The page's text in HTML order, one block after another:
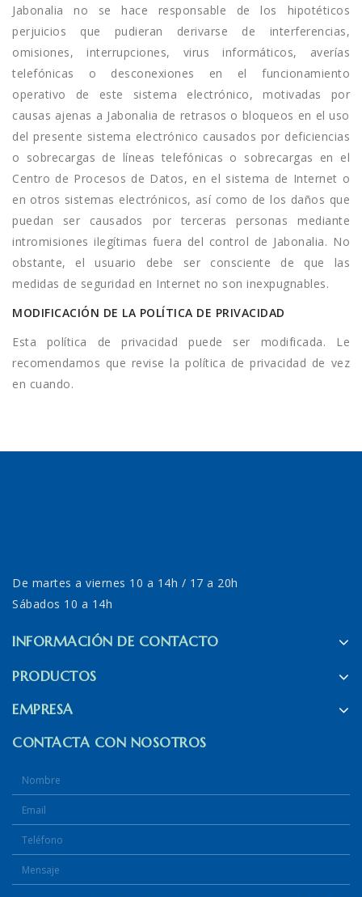
Jabonalia no se hace responsable de los hipotéticos
perjuicios que pudieran derivarse de interferencias,
omisiones, interrupciones, virus informáticos, averías
telefónicas o desconexiones en el funcionamiento
operativo de este sistema electrónico, motivadas por
causas ajenas a Jabonalia de retrasos o bloqueos en el uso
del presente sistema electrónico causados por deficiencias
o sobrecargas de líneas telefónicas o sobrecargas en el
Centro de Procesos de Datos, en el sistema de Internet o
en otros sistemas electrónicos, así como de los daños que
puedan ser causados por terceras personas mediante
intromisiones ilegítimas fuera del control de Jabonalia. No
obstante, el usuario debe ser consciente de que las
medidas de seguridad en Internet no son inexpugnables.
MODIFICACIÓN DE LA POLÍTICA DE PRIVACIDAD
Esta política de privacidad puede ser modificada. Le
recomendamos que revise la política de privacidad de vez
en cuando.
De martes a viernes 10 a 14h / 17 a 20h
Sábados 10 a 14h
INFORMACIÓN DE CONTACTO
PRODUCTOS
EMPRESA
CONTACTA CON NOSOTROS